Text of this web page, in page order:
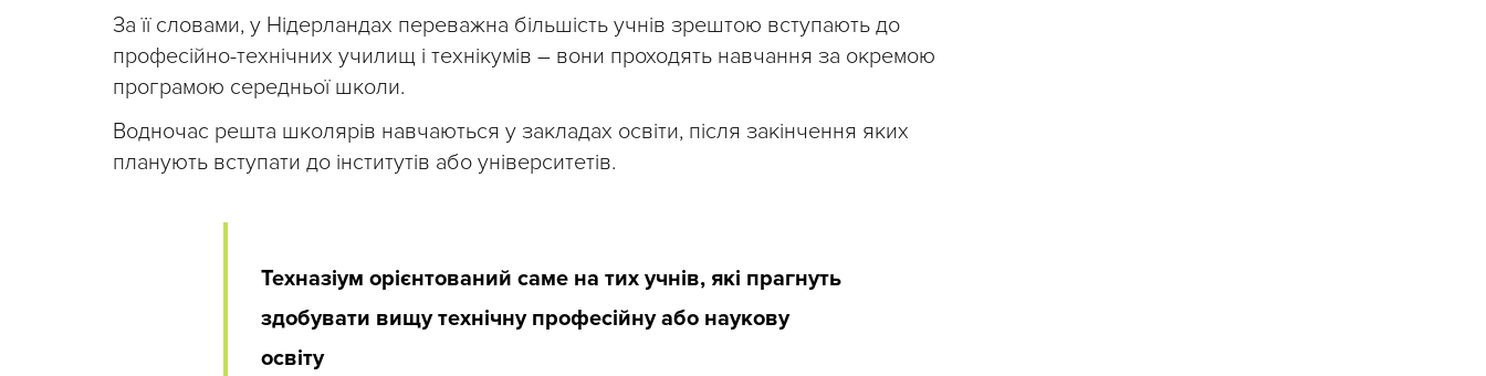
За її словами, у Нідерландах переважна більшість учнів зрештою вступають до
професійно-технічних училищ і технікумів – вони проходять навчання за окремою
програмою середньої школи.
Водночас решта школярів навчаються у закладах освіти, після закінчення яких
планують вступати до інститутів або університетів.
Техназіум орієнтований саме на тих учнів, які прагнуть
здобувати вищу технічну професійну або наукову
освіту